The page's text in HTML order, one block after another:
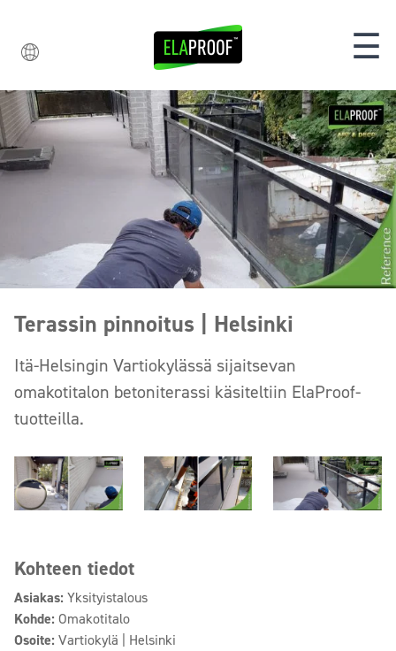
☰
Terassin pinnoitus | Helsinki
Itä-Helsingin Vartiokylässä sijaitsevan
omakotitalon betoniterassi käsiteltiin ElaProof-
tuotteilla.
Kohteen tiedot
Asiakas: Yksityistalous
Kohde: Omakotitalo
Osoite: Vartiokylä | Helsinki